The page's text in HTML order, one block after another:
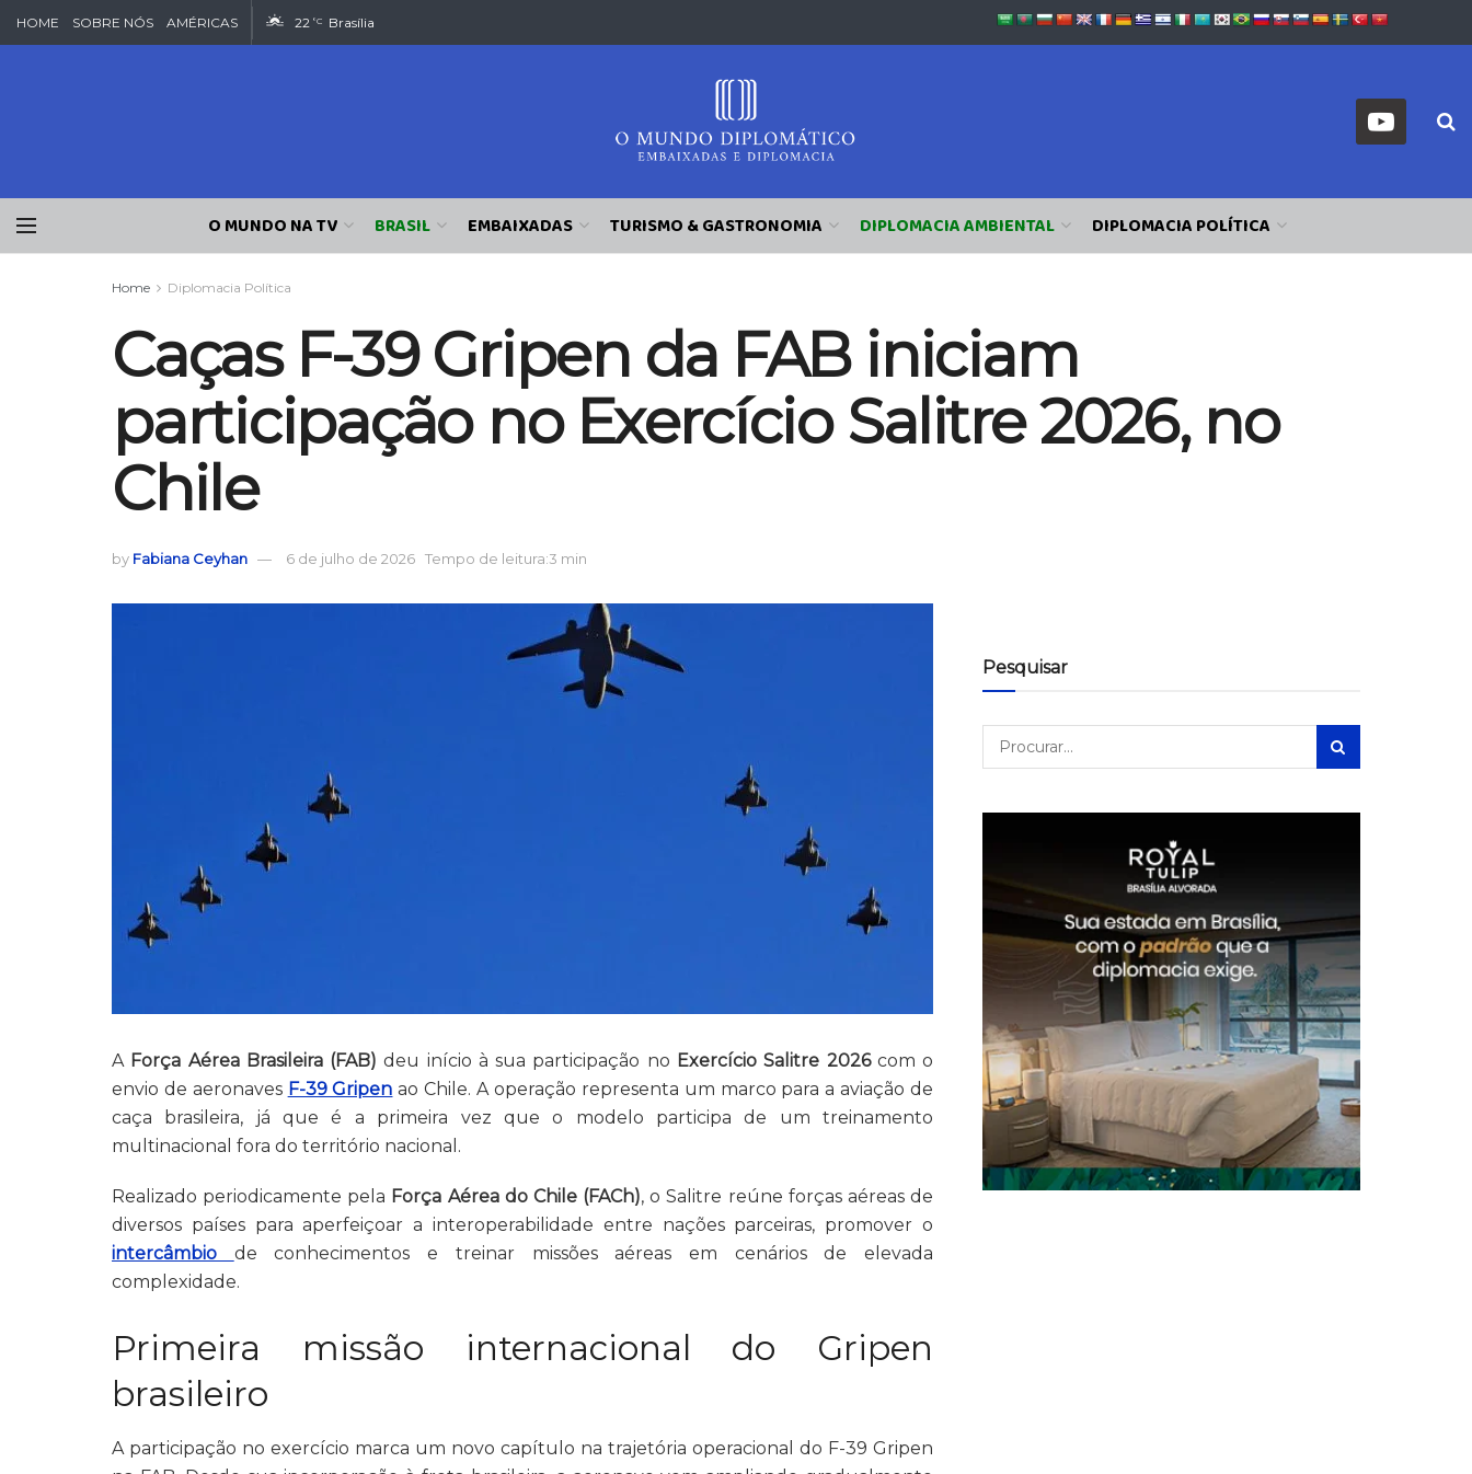
HOME SOBRE NÓS AMÉRICAS 22 °C Brasília
O MUNDO NA TV BRASIL EMBAIXADAS TURISMO & GASTRONOMIA DIPLOMACIA AMBIENTAL DIPLOMACIA POLÍTICA
Home Diplomacia Política
Caças F-39 Gripen da FAB iniciam
participação no Exercício Salitre 2026, no
Chile
by Fabiana Ceyhan 6 de julho de 2026 Tempo de leitura:3 min
A Força Aérea Brasileira (FAB) deu início à sua participação no Exercício Salitre 2026com o
envio de aeronaves F-39 Gripen ao Chile. A operação representa um marco para a aviação de
caça brasileira, já que é a primeira vez que o modelo participa de um treinamento
multinacional fora do território nacional.
Realizado periodicamente pela Força Aérea do Chile (FACh), o Salitre reúne forças aéreas de
diversos países para aperfeiçoar a interoperabilidade entre nações parceiras, promover o
intercâmbio
de conhecimentos e treinar missões aéreas em cenários de elevada
complexidade.
Primeira missão internacional do Gripen
brasileiro
A participação no exercício marca um novo capítulo na trajetória operacional do F-39 Gripen
Pesquisar